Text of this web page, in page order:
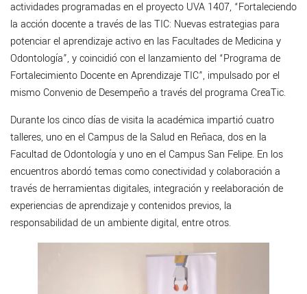
actividades programadas en el proyecto UVA 1407, “Fortaleciendo
la acción docente a través de las TIC: Nuevas estrategias para
potenciar el aprendizaje activo en las Facultades de Medicina y
Odontología”, y coincidió con el lanzamiento del “Programa de
Fortalecimiento Docente en Aprendizaje TIC”, impulsado por el
mismo Convenio de Desempeño a través del programa CreaTic.
Durante los cinco días de visita la académica impartió cuatro
talleres, uno en el Campus de la Salud en Reñaca, dos en la
Facultad de Odontología y uno en el Campus San Felipe. En los
encuentros abordó temas como conectividad y colaboración a
través de herramientas digitales, integración y reelaboración de
experiencias de aprendizaje y contenidos previos, la
responsabilidad de un ambiente digital, entre otros.